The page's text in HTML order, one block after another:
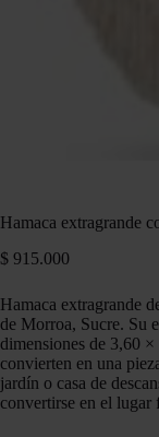
Hamaca extragrande
$ 915.000
Hamaca extragrande
de Morroa, Sucre. Su
dimensiones de 3,60
convierten en una
jardín o casa de
convertirse en el lugar